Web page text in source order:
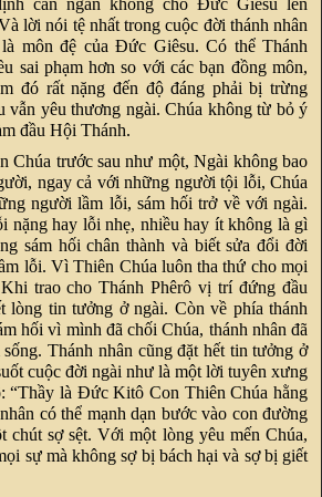
lời nói tệ nhất trong cuộc đời thánh nhân
môn đệ của Ðức Giêsu. Có thể Thánh
sai phạm hơn so với các bạn đồng môn,
đó rất nặng đến độ đáng phải bị trừng
vẫn yêu thương ngài. Chúa không từ bỏ ý
đầu Hội Thánh.
Chúa trước sau như một, Ngài không bao
ngay cả với những người tội lỗi, Chúa
người lầm lỗi, sám hối trở về với ngài.
nặng hay lỗi nhẹ, nhiều hay ít không là gì
sám hối chân thành và biết sửa đổi đời
lỗi. Vì Thiên Chúa luôn tha thứ cho mọi
trao cho Thánh Phêrô vị trí đứng đầu
lòng tin tưởng ở ngài. Còn về phía thánh
hối vì mình đã chối Chúa, thánh nhân đã
Thánh nhân cũng đặt hết tin tưởng ở
cuộc đời ngài như là một lời tuyên xưng
“Thầy là Ðức Kitô Con Thiên Chúa hằng
có thể mạnh dạn bước vào con đường
chút sợ sệt. Với một lòng yêu mến Chúa,
sự mà không sợ bị bách hại và sợ bị giết